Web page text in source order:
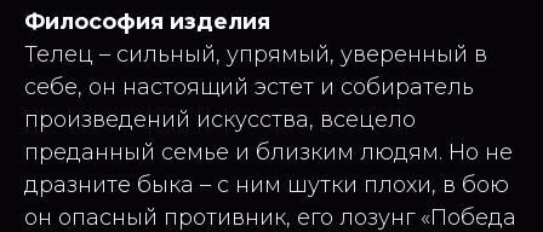
Философия изделия
Телец – сильный, упрямый, уверенный в
себе, он настоящий эстет и собиратель
произведений искусства, всецело
преданный семье и близким людям. Но не
дразните быка – с ним шутки плохи, в бою
он опасный противник, его лозунг «Победа